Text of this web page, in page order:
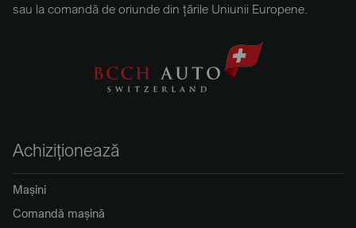
sau la comandă de oriunde din țările Uniunii Europene.
Achiziționează
Mașini
Comandă mașină